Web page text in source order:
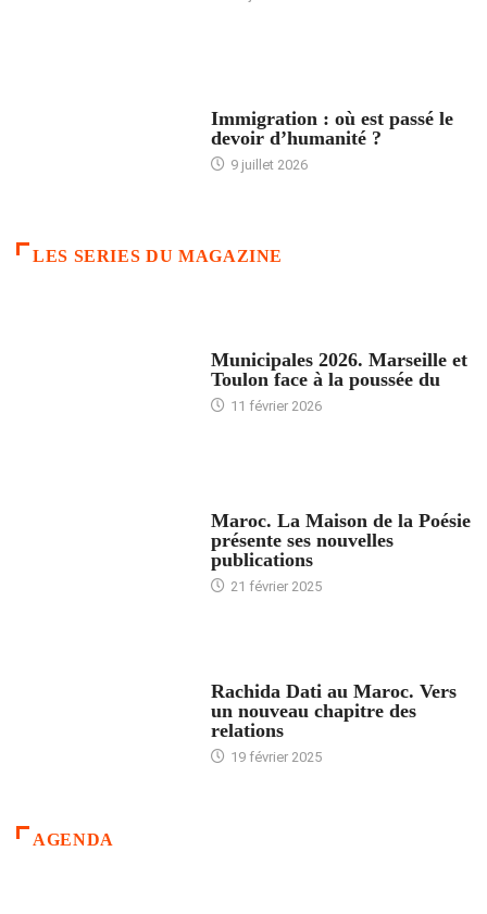
Immigration : où est passé le
devoir d’humanité ?
9 juillet 2026
LES SERIES DU MAGAZINE
Municipales 2026. Marseille et
Toulon face à la poussée du
11 février 2026
Maroc. La Maison de la Poésie
présente ses nouvelles
publications
21 février 2025
Rachida Dati au Maroc. Vers
un nouveau chapitre des
relations
19 février 2025
AGENDA